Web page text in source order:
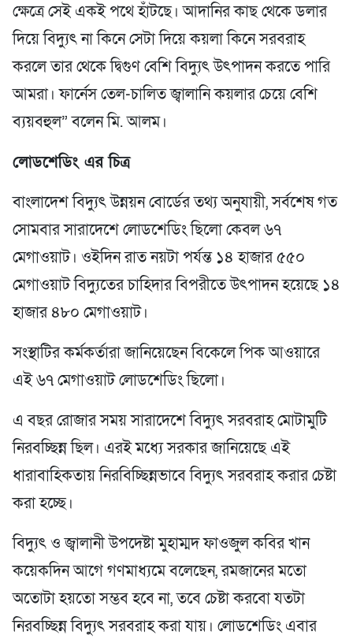
ক্ষেত্রে সেই একই পথে হাঁটছে। আদানির কাছ থেকে ডলার
দিয়ে বিদ্যুৎ না কিনে সেটা দিয়ে কয়লা কিনে সরবরাহ
করলে তার থেকে দ্বিগুণ বেশি বিদ্যুৎ উৎপাদন করতে পারি
আমরা। ফার্নেস তেল-চালিত জ্বালানি কয়লার চেয়ে বেশি
ব্যয়বহুল” বলেন মি. আলম।
লোডশেডিং এর চিত্র
বাংলাদেশ বিদ্যুৎ উন্নয়ন বোর্ডের তথ্য অনুযায়ী, সর্বশেষ গত
সোমবার সারাদেশে লোডশেডিং ছিলো কেবল ৬৭
মেগাওয়াট। ওইদিন রাত নয়টা পর্যন্ত ১৪ হাজার ৫৫০
মেগাওয়াট বিদ্যুতের চাহিদার বিপরীতে উৎপাদন হয়েছে ১৪
হাজার ৪৮০ মেগাওয়াট।
সংস্থাটির কর্মকর্তারা জানিয়েছেন বিকেলে পিক আওয়ারে
এই ৬৭ মেগাওয়াট লোডশেডিং ছিলো।
এ বছর রোজার সময় সারাদেশে বিদ্যুৎ সরবরাহ মোটামুটি
নিরবচ্ছিন্ন ছিল। এরই মধ্যে সরকার জানিয়েছে এই
ধারাবাহিকতায় নিরবিচ্ছিন্নভাবে বিদ্যুৎ সরবরাহ করার চেষ্টা
করা হচ্ছে।
বিদ্যুৎ ও জ্বালানী উপদেষ্টা মুহাম্মদ ফাওজুল কবির খান
কয়েকদিন আগে গণমাধ্যমে বলেছেন, রমজানের মতো
অতোটা হয়তো সম্ভব হবে না, তবে চেষ্টা করবো যতটা
নিরবচ্ছিন্ন বিদ্যুৎ সরবরাহ করা যায়। লোডশেডিং এবার